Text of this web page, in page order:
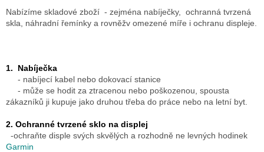
a
c
k
y
v
p
i
Nabízíme skladové zboží - zejména nabíječky, ochranná tvrzená
skla, náhradní řemínky a rovněžv omezené míře i ochranu displeje.
1. Nabíječka
- nabíjecí kabel nebo dokovací stanice
- může se hodit za ztracenou nebo poškozenou, spousta
zákazníků ji kupuje jako druhou třeba do práce nebo na letní byt.
2. Ochranné tvrzené sklo na displej
-ochraňte disple svých skvělých a rozhodně ne levných hodinek
Garmin